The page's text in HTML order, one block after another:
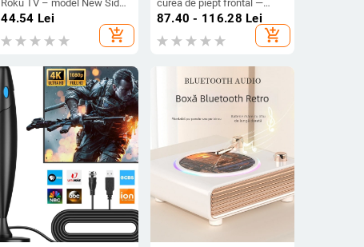
Roku TV – model New Side
Key, rază de transmisie 15m,
44.54 Lei
add_shopping_cart
curea de piept frontal —
compatibil universal, din
plastic + bandă elastică,
logo imprimabil
87.40 - 116.28 Lei
add_shopping_cart